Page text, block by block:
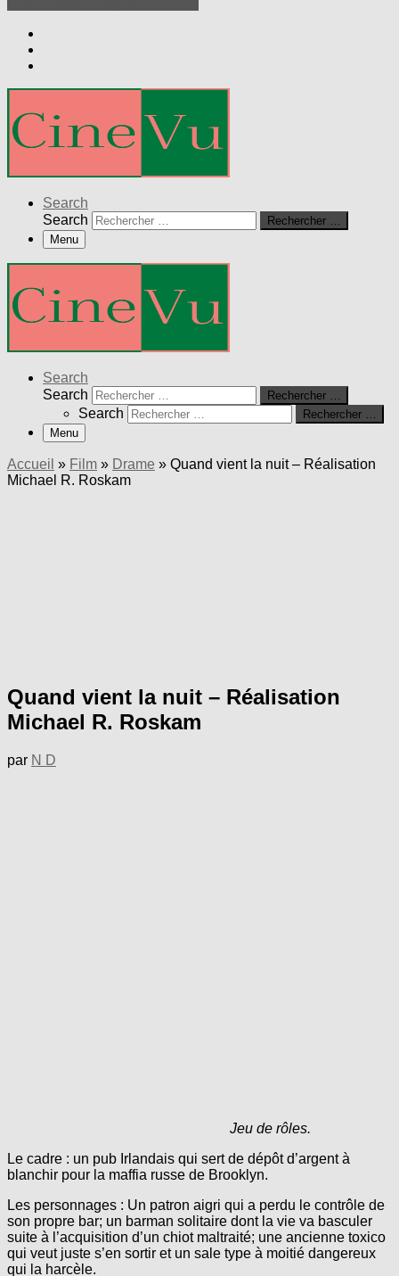
Search
Search
Rechercher …
Menu
Search
Search
Rechercher …
Search
Rechercher …
Menu
Accueil » Film » Drame » Quand vient la nuit – Réalisation
Michael R. Roskam
Quand vient la nuit – Réalisation
Michael R. Roskam
par N D
Jeu de rôles.
Le cadre : un pub Irlandais qui sert de dépôt d’argent à
blanchir pour la maffia russe de Brooklyn.
Les personnages : Un patron aigri qui a perdu le contrôle de
son propre bar; un barman solitaire dont la vie va basculer
suite à l’acquisition d’un chiot maltraité; une ancienne toxico
qui veut juste s’en sortir et un sale type à moitié dangereux
qui la harcèle.